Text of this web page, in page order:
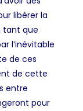
libérer la
tant que
l’inévitable
de ces
de cette
entre
pour